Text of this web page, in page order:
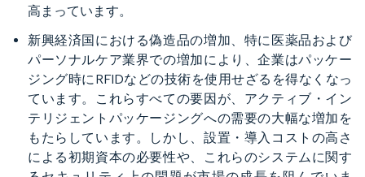
高まっています。
新興経済国における偽造品の増加、特に医薬品および
パーソナルケア業界での増加により、企業はパッケー
ジング時にRFIDなどの技術を使用せざるを得なくなっ
ています。これらすべての要因が、アクティブ・イン
テリジェントパッケージングへの需要の大幅な増加を
もたらしています。しかし、設置・導入コストの高さ
による初期資本の必要性や、これらのシステムに関す